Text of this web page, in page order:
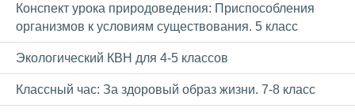
Конспект урока природоведения: Приспособления
организмов к условиям существования. 5 класс
Экологический КВН для 4-5 классов
Классный час: За здоровый образ жизни. 7-8 класс